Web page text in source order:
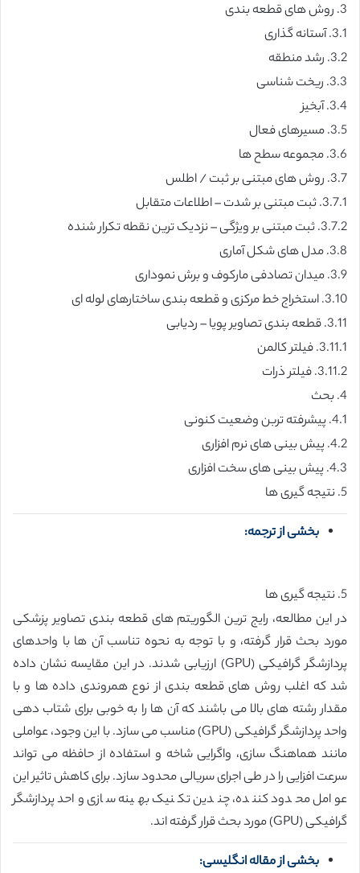
3. روش های قطعه بندی
3.1. آستانه گذاری
3.2. رشد منطقه
3.3. ریخت شناسی
3.4. آبخیز
3.5. مسیرهای فعال
3.6. مجموعه سطح ها
3.7. روش های مبتنی بر ثبت / اطلس
3.7.1. ثبت مبتنی بر شدت – اطلاعات متقابل
3.7.2. ثبت مبتنی بر ویژگی – نزدیک ترین نقطه تکرار شنده
3.8. مدل های شکل آماری
3.9. میدان تصادفی مارکوف و برش نموداری
3.10. استخراج خط مرکزی و قطعه بندی ساختارهای لوله ای
3.11. قطعه بندی تصاویر پویا – ردیابی
3.11.1. فیلتر کالمن
3.11.2. فیلتر ذرات
4. بحث
4.1. پیشرفته تربن وضعیت کنونی
4.2. پیش بینی های نرم افزاری
4.3. پیش بینی های سخت افزاری
5. نتیجه گیری ها
بخشی از ترجمه:
5. نتیجه گیری ها
در این مطالعه، رایج ترین الگوریتم های قطعه بندی تصاویر پزشکی
مورد بحث قرار گرفته، و با توجه به نحوه تناسب آن ها با واحدهای
پردازشگر گرافیکی (GPU) ارزیابی شدند. در این مقایسه نشان داده
شد که اغلب روش های قطعه بندی از نوع همروندی داده ها و با
مقدار رشته های بالا می باشند که آن ها را به خوبی برای شتاب دهی
واحد پردازشگر گرافیکی (GPU) مناسب می سازد. با این وجود، عواملی
مانند هماهنگ سازی، واگرایی شاخه و استفاده از حافظه می تواند
سرعت افزایی را در طی اجرای سریالی محدود سازد. برای کاهش تاثیر این
عوامل محدود کننده، چندین تکنیک بهینه سازی واحد پردازشگر
گرافیکی (GPU) مورد بحث قرار گرفته اند.
بخشی از مقاله انگلیسی: